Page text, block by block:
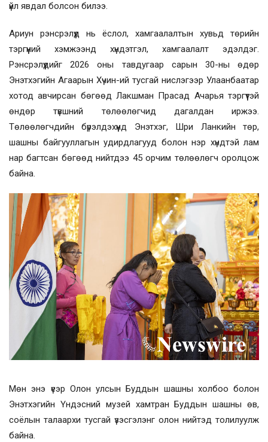
үйл явдал болсон билээ.
Ариун рэнсрэлүүд нь ёслол, хамгаалалтын хувьд төрийн
тэргүүний хэмжээнд хүндэтгэл, хамгаалалт эдэлдэг.
Рэнсрэлүүдийг 2026 оны тавдугаар сарын 30-ны өдөр
Энэтхэгийн Агаарын Хүчин-ий тусгай нислэгээр Улаанбаатар
хотод авчирсан бөгөөд Лакшман Прасад Ачарья тэргүүтэй
өндөр түвшний төлөөлөгчид дагалдан иржээ.
Төлөөлөгчдийн бүрэлдэхүүнд Энэтхэг, Шри Ланкийн төр,
шашны байгууллагын удирдлагууд болон нэр хүндтэй лам
нар багтсан бөгөөд нийтдээ 45 орчим төлөөлөгч оролцож
байна.
Мөн энэ үеэр Олон улсын Буддын шашны холбоо болон
Энэтхэгийн Үндэсний музей хамтран Буддын шашны өв,
соёлын талаархи тусгай үзэсгэлэнг олон нийтэд толилуулж
байна.